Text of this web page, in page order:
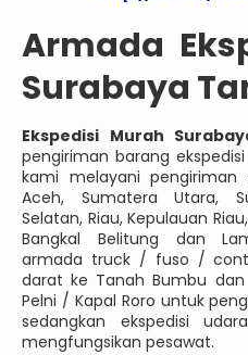
Armada
Surabaya
Ekspedisi Murah
pengiriman barang
kami melayani pengiriman
Aceh, Sumatera Utara,
Selatan, Riau, Kepulauan
Bangkal Belitung dan
armada truck / fuso /
darat ke Tanah Bumbu
Pelni / Kapal Roro untuk
sedangkan ekspedisi
mengfungsikan pesawat.